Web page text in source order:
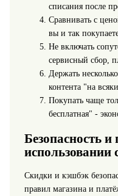
списания после
Сравнивать с
вы и так
Не включать
сервисный сбор,
Держать
контента "на
Покупать чаще
бесплатная" -
Безопасность
использовании
Скидки и кэшбэк
правил магазина и